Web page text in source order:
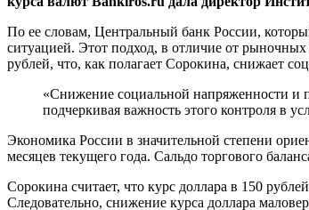
По ее словам, Центральный банк России,
ситуацией. Этот подход, в отличие от рыночных
рублей, что, как полагает Сорокина, снижает
«Снижение социальной напряженности и
подчеркивая важность этого контроля в
Экономика России в значительной степени
месяцев текущего года. Сальдо торгового
Сорокина считает, что курс доллара в 150
Следовательно, снижение курса доллара